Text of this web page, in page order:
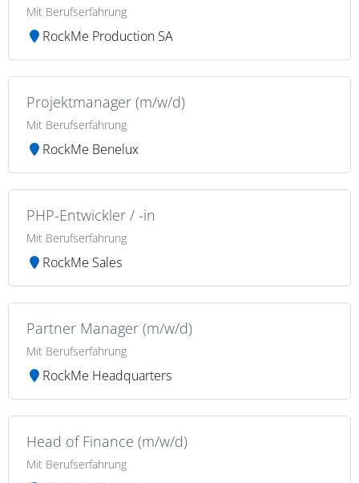
Mit Berufserfahrung
RockMe Production SA
Projektmanager (m/w/d)
Mit Berufserfahrung
RockMe Benelux
PHP-Entwickler / -in
Mit Berufserfahrung
RockMe Sales
Partner Manager (m/w/d)
Mit Berufserfahrung
RockMe Headquarters
Head of Finance (m/w/d)
Mit Berufserfahrung